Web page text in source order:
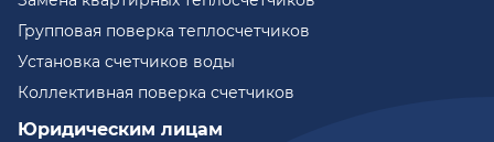
Групповая поверка теплосчетчиков
Установка счетчиков воды
Коллективная поверка счетчиков
Юридическим лицам